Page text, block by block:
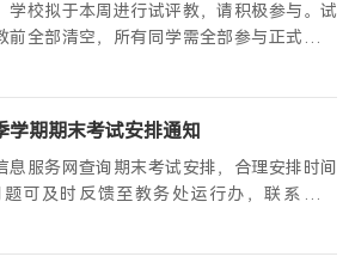
学校拟于本周进行试评教，请积极参与。试
全部清空，所有同学需全部参与正式评教
期期末考试安排通知
息服务网查询期末考试安排，合理安排时间
可及时反馈至教务处运行办，联系电话